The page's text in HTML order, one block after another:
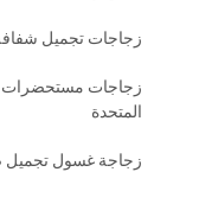
زجاجات تجميل
زجاجات مستحضرات
المتحدة
زجاجة غسول تجميل